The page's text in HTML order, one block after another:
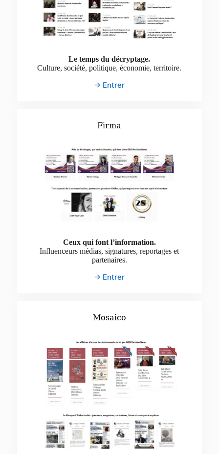
Le temps du décryptage.
Culture, société, politique, économie, territoire.
→ Entrer
Firma
Ceux qui font l’information.
Influenceurs médias, signatures, reportages et
partenaires.
→ Entrer
Mosaico